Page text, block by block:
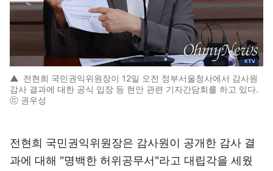
▲ 전현희 국민권익위원장이 12일 오전 정부서울청사에서 감사원
감사 결과에 대한 공식 입장 등 현안 관련 기자간담회를 하고 있다.
ⓒ 권우성
전현희 국민권익위원장은 감사원이 공개한 감사 결
과에 대해 "명백한 허위공무서"라고 대립각을 세웠